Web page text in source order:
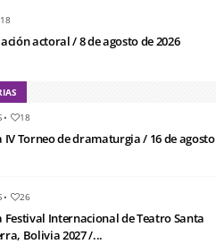
18
actoral / 8 de agosto de 2026
• 18
Torneo de dramaturgia / 16 de agosto
• 26
Internacional de Teatro Santa
Bolivia 2027 /...